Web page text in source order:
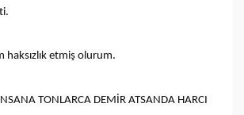
haksızlık etmiş olurum.
TONLARCA DEMİR ATSANDA HARCI